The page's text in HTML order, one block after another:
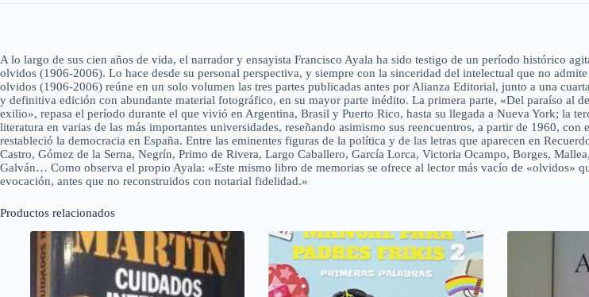
A lo largo de sus cien años de vida, el narrador y ensayista Francisco Ayala ha sido testigo de un período histórico
olvidos (1906-2006). Lo hace desde su personal perspectiva, y siempre con la sinceridad del intelectual que no
olvidos (1906-2006) reúne en un solo volumen las tres partes publicadas antes por Alianza Editorial, junto a una
y definitiva edición con abundante material fotográfico, en su mayor parte inédito. La primera parte, «Del paraíso al
exilio», repasa el período durante el que vivió en Argentina, Brasil y Puerto Rico, hasta su llegada a Nueva York; la
literatura en varias de las más importantes universidades, reseñando asimismo sus reencuentros, a partir de 1960,
restableció la democracia en España. Entre las eminentes figuras de la política y de las letras que aparecen en
Castro, Gómez de la Serna, Negrín, Primo de Rivera, Largo Caballero, García Lorca, Victoria Ocampo, Borges,
Galván… Como observa el propio Ayala: «Este mismo libro de memorias se ofrece al lector más vacío de «olvidos»
evocación, antes que no reconstruidos con notarial fidelidad.»
Productos relacionados